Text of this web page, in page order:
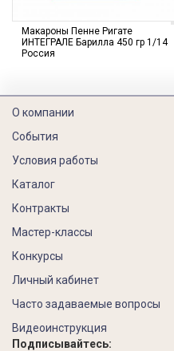
Макароны Пенне Ригате
ИНТЕГРАЛЕ Барилла 450 гр 1/14
Россия
О компании
События
Условия работы
Каталог
Контракты
Мастер-классы
Конкурсы
Личный кабинет
Часто задаваемые вопросы
Видеоинструкция
Подписывайтесь: